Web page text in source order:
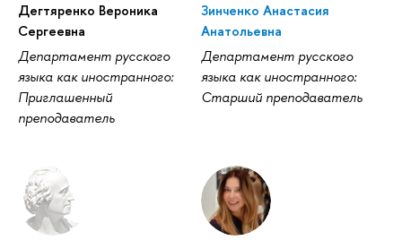
Дегтяренко Вероника
Сергеевна
Департамент русского
языка как иностранного:
Приглашенный
преподаватель
Зинченко Анастасия
Анатольевна
Департамент русского
языка как иностранного:
Старший преподаватель